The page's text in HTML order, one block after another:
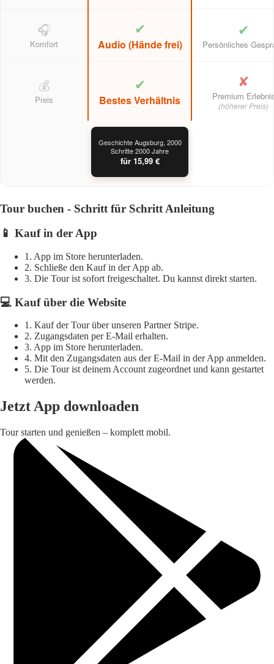
🎧
Komfort
✔
Audio (Hände frei)
✔
Persönliches
💰
Preis
✔
Bestes Verhältnis
✘
Premium
(höherer Preis)
Geschichte Augsburg, 2000
Schritte 2000 Jahre
für 15,99 €
Tour buchen - Schritt für Schritt Anleitung
📱 Kauf in der App
1. App im Store herunterladen.
2. Schließe den Kauf in der App ab.
3. Die Tour ist sofort freigeschaltet. Du kannst direkt starten.
💻 Kauf über die Website
1. Kauf der Tour über unseren Partner Stripe.
2. Zugangsdaten per E-Mail erhalten.
3. App im Store herunterladen.
4. Mit den Zugangsdaten aus der E-Mail in der App anmelden.
5. Die Tour ist deinem Account zugeordnet und kann gestartet
werden.
Jetzt App downloaden
Tour starten und genießen – komplett mobil.